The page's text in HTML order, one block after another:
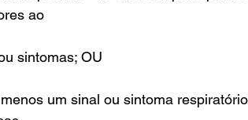
ao
sintomas; OU
um sinal ou sintoma